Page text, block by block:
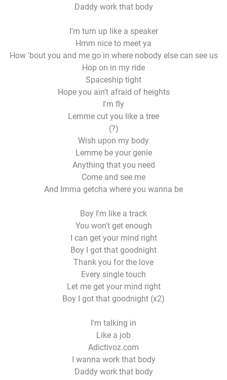
Daddy work that body
I'm turn up like a speaker
Hmm nice to meet ya
How 'bout you and me go in where nobody else can see us
Hop on in my ride
Spaceship tight
Hope you ain't afraid of heights
I'm fly
Lemme cut you like a tree
(?)
Wish upon my body
Lemme be your genie
Anything that you need
Come and see me
And Imma getcha where you wanna be
Boy I'm like a track
You won't get enough
I can get your mind right
Boy I got that goodnight
Thank you for the love
Every single touch
Let me get your mind right
Boy I got that goodnight (x2)
I'm talking in
Like a job
Adictivoz.com
I wanna work that body
Daddy work that body